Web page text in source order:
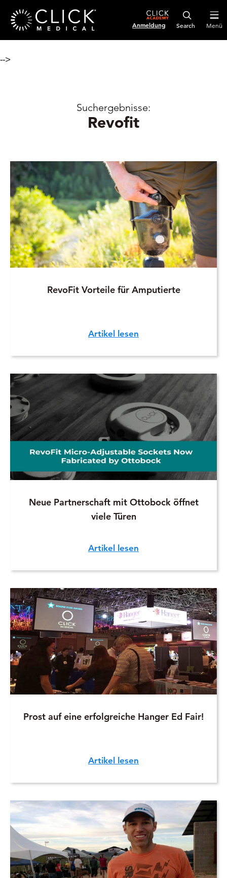
Anmeldung Menü
-->
Suchergebnisse:
Revofit
RevoFit Vorteile für Amputierte
Artikel lesen
Neue Partnerschaft mit Ottobock öffnet
viele Türen
Artikel lesen
Prost auf eine erfolgreiche Hanger Ed Fair!
Artikel lesen